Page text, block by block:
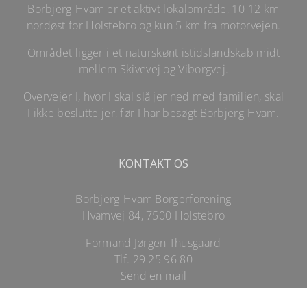
Borbjerg-Hvam er et aktivt lokalområde, 10-12 km
nordøst for Holstebro og kun 5 km fra motorvejen.
Området ligger i et naturskønt istidslandskab midt
mellem Skivevej og Viborgvej.
Overvejer I, hvor I skal slå jer ned med familien, skal
I ikke beslutte jer, før I har besøgt Borbjerg-Hvam.
KONTAKT OS
Borbjerg-Hvam Borgerforening
Hvamvej 84, 7500 Holstebro
Formand Jørgen Thusgaard
Tlf. 29 25 96 80
Send en mail